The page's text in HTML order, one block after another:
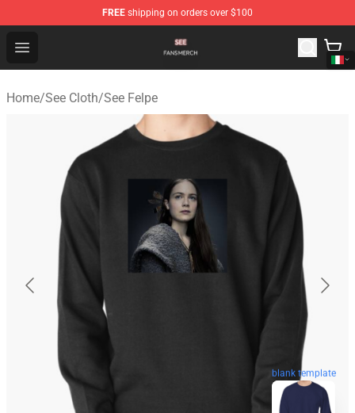
FREE shipping on orders over $100
Open menu
See Shop - Official See Merchandise Store
Home/See Cloth/See Felpe
blank template